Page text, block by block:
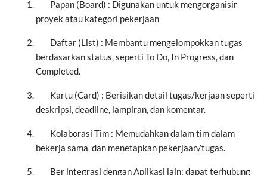
Papan (Board) : Digunakan untuk mengorganisir
proyek atau kategori pekerjaan
Daftar (List) : Membantu mengelompokkan tugas
berdasarkan status, seperti To Do, In Progress, dan
Completed.
Kartu (Card) : Berisikan detail tugas/kerjaan seperti
deskripsi, deadline, lampiran, dan komentar.
Kolaborasi Tim : Memudahkan dalam tim dalam
bekerja sama dan menetapkan pekerjaan/tugas.
Ber integrasi dengan Aplikasi lain: dapat terhubung